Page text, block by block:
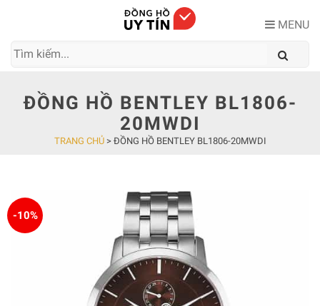
MENU
ĐỒNG HỒ BENTLEY BL1806-
20MWDI
TRANG CHỦ> ĐỒNG HỒ BENTLEY BL1806-20MWDI
-10%